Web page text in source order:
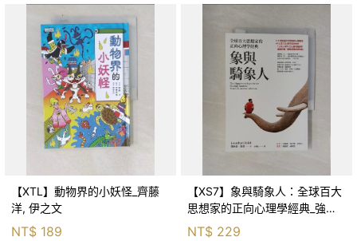
【XTL】動物界的小妖怪_齊藤
洋, 伊之文
NT$ 189
【XS7】象與騎象人：全球百大
思想家的正向心理學經典_強納
森．海德, 李靜瑤
NT$ 229